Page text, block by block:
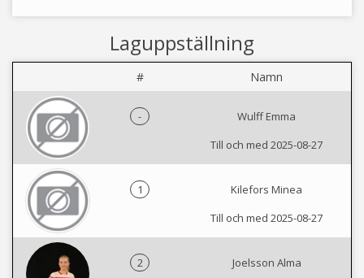
Laguppställning
# Namn
-
Wulff Emma
Till och med 2025-08-27
1
Kilefors Minea
Till och med 2025-08-27
2
Joelsson Alma